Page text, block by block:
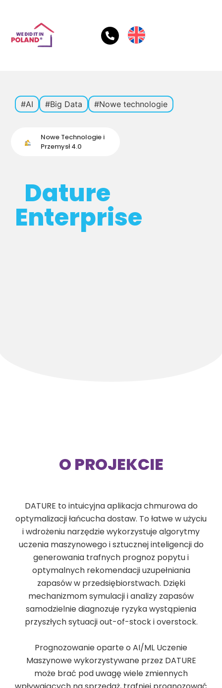
#AI #Big Data #Nowe technologie
Nowe Technologie i
Przemysł 4.0
Dature
Enterprise
O PROJEKCIE
DATURE to intuicyjna aplikacja chmurowa do
optymalizacji łańcucha dostaw. To łatwe w użyciu
i wdrożeniu narzędzie wykorzystuje algorytmy
uczenia maszynowego i sztucznej inteligencji do
generowania trafnych prognoz popytu i
optymalnych rekomendacji uzupełniania
zapasów w przedsiębiorstwach. Dzięki
mechanizmom symulacji i analizy zapasów
samodzielnie diagnozuje ryzyka wystąpienia
przyszłych sytuacji out-of-stock i overstock.
Prognozowanie oparte o AI/ML Uczenie
Maszynowe wykorzystywane przez DATURE
może brać pod uwagę wiele zmiennych